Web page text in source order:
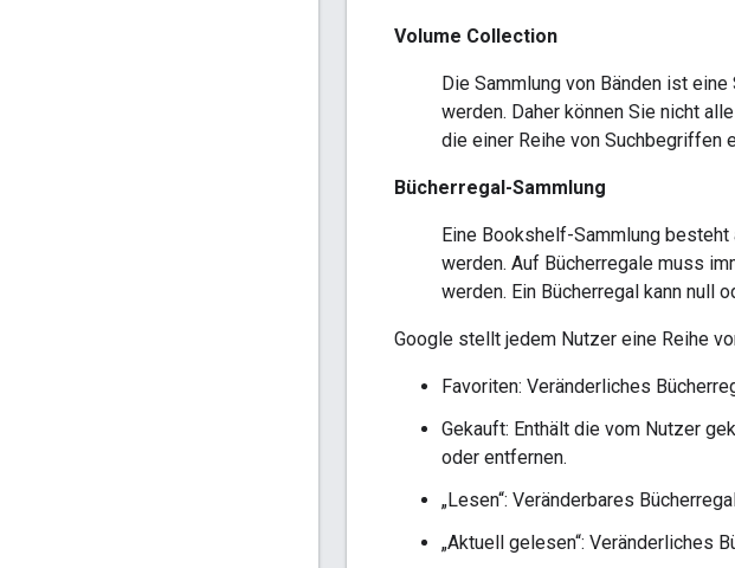
Volume Collection
Die Sammlung von Bänden ist eine
werden. Daher können Sie nicht
die einer Reihe von Suchbegriffen
Bücherregal-Sammlung
Eine Bookshelf-Sammlung besteht
werden. Auf Bücherregale muss
werden. Ein Bücherregal kann null
Google stellt jedem Nutzer eine Reihe
Favoriten: Veränderliches
Gekauft: Enthält die vom Nutzer
oder entfernen.
„Lesen“: Veränderbares
„Aktuell gelesen“: Veränderliches